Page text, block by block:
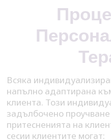
Всяка
напълно адаптирана
клиента. Този
задълбочено
притесненията на
сесии клиентите могат: